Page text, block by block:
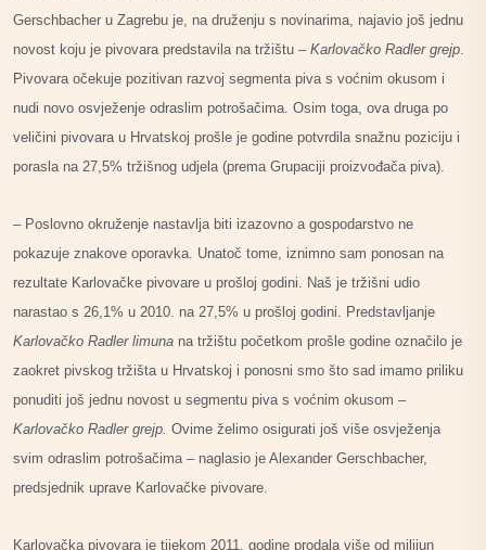
Gerschbacher u Zagrebu je, na druženju s novinarima, najavio još jednu
novost koju je pivovara predstavila na tržištu – Karlovačko Radler grejp
Pivovara očekuje pozitivan razvoj segmenta piva s voćnim okusom i
nudi novo osvježenje odraslim potrošačima. Osim toga, ova druga po
veličini pivovara u Hrvatskoj prošle je godine potvrdila snažnu poziciju i
porasla na 27,5% tržišnog udjela (prema Grupaciji proizvođača piva).
– Poslovno okruženje nastavlja biti izazovno a gospodarstvo ne
pokazuje znakove oporavka. Unatoč tome, iznimno sam ponosan na
rezultate Karlovačke pivovare u prošloj godini. Naš je tržišni udio
narastao s 26,1% u 2010. na 27,5% u prošloj godini. Predstavljanje
Karlovačko Radler limuna na tržištu početkom prošle godine označilo je
zaokret pivskog tržišta u Hrvatskoj i ponosni smo što sad imamo priliku
ponuditi još jednu novost u segmentu piva s voćnim okusom –
Karlovačko Radler grejp. Ovime želimo osigurati još više osvježenja
svim odraslim potrošačima – naglasio je Alexander Gerschbacher,
predsjednik uprave Karlovačke pivovare.
Karlovačka pivovara je tijekom 2011. godine prodala više od milijun